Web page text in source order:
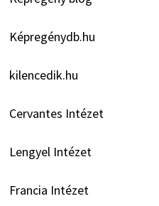
Képregénydb.hu
kilencedik.hu
Cervantes Intézet
Lengyel Intézet
Francia Intézet